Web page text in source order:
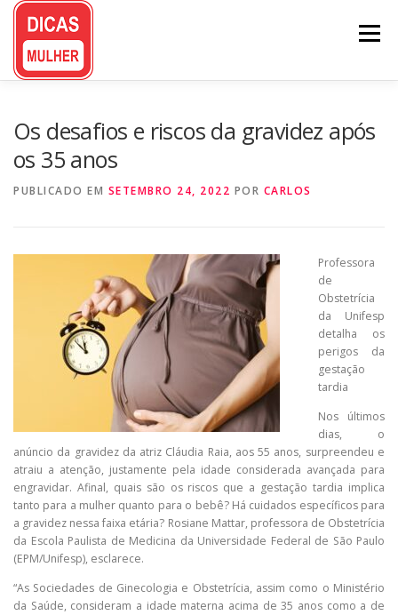
Pular
conteúdo
Menu
Os desafios e riscos da gravidez após
os 35 anos
PUBLICADO EM SETEMBRO 24, 2022 POR CARLOS
Professora
de
Obstetrícia
da Unifesp
detalha os
perigos da
gestação
tardia
Nos últimos
dias, o
anúncio da gravidez da atriz Cláudia Raia, aos 55 anos, surpreendeu e
atraiu a atenção, justamente pela idade considerada avançada para
engravidar. Afinal, quais são os riscos que a gestação tardia implica
tanto para a mulher quanto para o bebê? Há cuidados específicos para
a gravidez nessa faixa etária? Rosiane Mattar, professora de Obstetrícia
da Escola Paulista de Medicina da Universidade Federal de São Paulo
(EPM/Unifesp), esclarece.
“As Sociedades de Ginecologia e Obstetrícia, assim como o Ministério
da Saúde, consideram a idade materna acima de 35 anos como a de